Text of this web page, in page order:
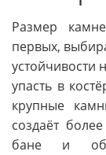
Размер
первых,
устойчивости
упасть в
крупные
создаёт
бане и